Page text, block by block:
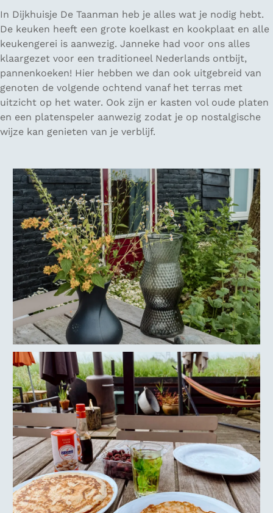
In Dijkhuisje De Taanman heb je alles wat je nodig hebt.
De keuken heeft een grote koelkast en kookplaat en alle
keukengerei is aanwezig. Janneke had voor ons alles
klaargezet voor een traditioneel Nederlands ontbijt,
pannenkoeken! Hier hebben we dan ook uitgebreid van
genoten de volgende ochtend vanaf het terras met
uitzicht op het water. Ook zijn er kasten vol oude platen
en een platenspeler aanwezig zodat je op nostalgische
wijze kan genieten van je verblijf.